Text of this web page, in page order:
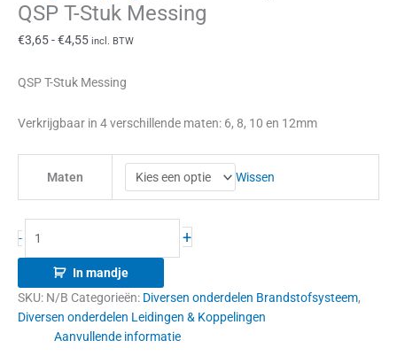
QSP T-Stuk Messing
€3,65-€4,55 incl. BTW
QSP T-Stuk Messing
Verkrijgbaar in 4 verschillende maten: 6, 8, 10 en 12mm
Maten Wissen
- +
In mandje
SKU: N/B Categorieën: Diversen onderdelen Brandstofsysteem,
Diversen onderdelen Leidingen & Koppelingen
Aanvullende informatie